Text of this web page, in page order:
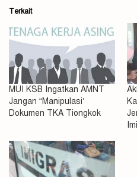
Terkait
MUI KSB Ingatkan AMNT
Jangan “Manipulasi’
Dokumen TKA Tiongkok